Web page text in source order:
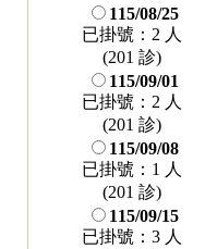
115/08/25
已掛號：2 人
(201 診)
115/09/01
已掛號：2 人
(201 診)
115/09/08
已掛號：1 人
(201 診)
115/09/15
已掛號：3 人